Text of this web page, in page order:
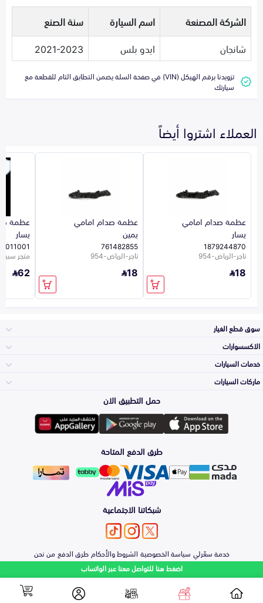
اضغط هنا للتواصل معنا عبر الواتساب
الشركة المصنعة اسم السيارة
سنة الصنع
شانجان
ايدو بلس 2021-2023
تزويدنا برقم الهيكل (VIN) في صفحة السلة يضمن التطابق التام للقطعة مع
سيارتك
العملاء اشتروا أيضاً
عظمة صدام امامي
يسار
1879244870
تاجر-الرياض-954
18
عظمة صدام امامي
يمين
761482855
تاجر-الرياض-954
18
عظمة
يسار
متجر سبيرو
62
سوق قطع الغيار
المكائن، القيرات
وملحقاتها
الشمعات
والاصطبات (الاضاءة)
الفرامل والأقمشة
الأبواب، الرفرف
والكبوت
الاكسسوارات
لوازم الرحلات
اكسسوارات العناية
الزيوت و السوائل
خدمات السيارات
الأكثر مبيعاً
التلميع والعناية
حماية مقدمة السيارة
والصدمات
ماركات السيارات
Toyota
Hyundai
Kia
Nissan
حمل التطبيق الان
طرق الدفع المتاحة
شبكاتنا الاجتماعية
خدمة سعّرلي سياسة الخصوصية الشروط والأحكامطرق الدفعمن نحن